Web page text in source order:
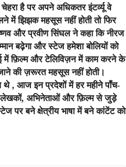
है पर अपने अधिकतर इंटर्व्यू वे
में झिझक महसूस नहीं होती तो फिर
और प्रवीण सिंघल ने कहा कि नीरज
बढ़ेगा और स्टेज हमेशा बोलियों को
में फ़िल्म और टेलिविज़न में काम करने के
की ज़रूरत महसूस नहीं होती।
थे , आज इन प्रदेशों में हर महीने पाँच-
लेखकों, अभिनेताओं और फ़िल्म से जुड़े
पर बने क्षेत्रीय भाषा में बने कांटेंट को